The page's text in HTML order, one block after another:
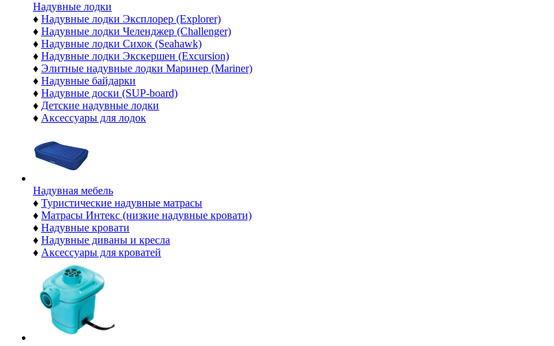
Надувные лодки
♦ Надувные лодки Эксплорер (Explorer)
♦ Надувные лодки Челенджер (Challenger)
♦ Надувные лодки Сихок (Seahawk)
♦ Надувные лодки Экскершен (Excursion)
♦ Элитные надувные лодки Маринер (Mariner)
♦ Надувные байдарки
♦ Надувные доски (SUP-board)
♦ Детские надувные лодки
♦ Аксессуары для лодок
Надувная мебель
♦ Туристические надувные матрасы
♦ Матрасы Интекс (низкие надувные кровати)
♦ Надувные кровати
♦ Надувные диваны и кресла
♦ Аксессуары для кроватей